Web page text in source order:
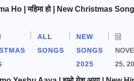
Ho | महिमा हो | New Christmas Song
ALL
SONGS
NEW
SONGS
2025
25,